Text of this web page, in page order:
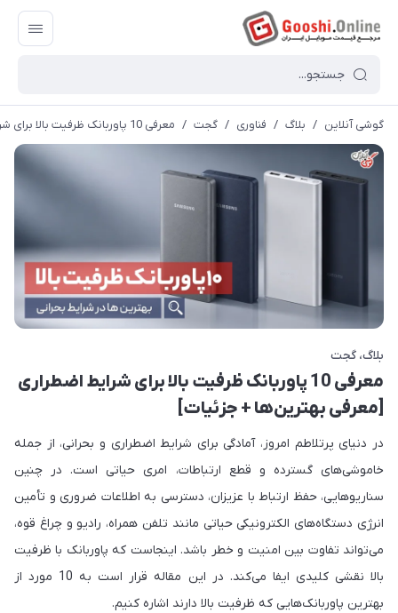
گوشی آنلاین / بلاگ / فناوری / گجت / معرفی 10 پاوربانک ظرفیت بالا برای شرایط اضطراری [معرفی‌ بهترین‌ها + جزئیات]
بلاگ گجت
معرفی 10 پاوربانک ظرفیت بالا برای شرایط اضطراری
[معرفی‌ بهترین‌ها + جزئیات]
در دنیای پرتلاطم امروز، آمادگی برای شرایط اضطراری و بحرانی، از جمله
خاموشی‌های گسترده و قطع ارتباطات، امری حیاتی است. در چنین
سناریوهایی، حفظ ارتباط با عزیزان، دسترسی به اطلاعات ضروری و تأمین
انرژی دستگاه‌های الکترونیکی حیاتی مانند تلفن همراه، رادیو و چراغ قوه،
می‌تواند تفاوت بین امنیت و خطر باشد. اینجاست که پاوربانک با ظرفیت
بالا نقشی کلیدی ایفا می‌کند. در این مقاله قرار است به 10 مورد از
بهترین پاوربانک‌‌هایی که ظرفیت بالا دارند اشاره کنیم.